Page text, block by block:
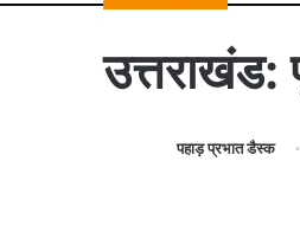
उत्तराखंड:
पहाड़ प्रभात डैस्क